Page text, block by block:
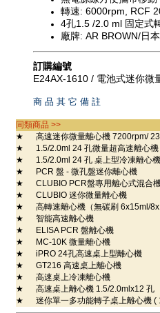
轉速: 6000rpm, RCF
4孔1.5 /2.0 ml 固定式
廠牌: AR BROWN/日本
訂購編號
E24AX-1610 / 電池式迷你微
商 品 其 它 備 註
同類商品 >>
★
高速迷你微量離心機 7200rpm/
★
1.5/2.0ml 24 孔微量超高速離心機
★
1.5/2.0ml 24 孔 桌上型冷凍離心
★
PCR 盤 - 微孔盤迷你離心機
★
CLUBIO PCR盤專用離心式混合
★
CLUBIO 迷你微量離心機
★
高轉速離心機（無碳刷 6x15ml/
★
智能高速離心機
★
ELISA PCR 盤離心機
★
MC-10K 微量離心機
★
iPRO 24孔高速桌上型離心機
★
GT216 高速桌上離心機
★
高速桌上冷凍離心機
★
高速桌上離心機 1.5/2.0mlx12 孔
★
迷你單一多功能轉子桌上離心機 (